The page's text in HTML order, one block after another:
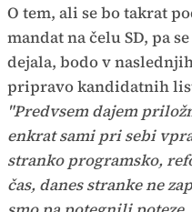
O tem, ali se bo takrat
mandat na čelu SD, pa
dejala, bodo v
pripravo kandidatnih
"Predvsem dajem
enkrat sami pri sebi
stranko programsko,
čas, danes stranke ne